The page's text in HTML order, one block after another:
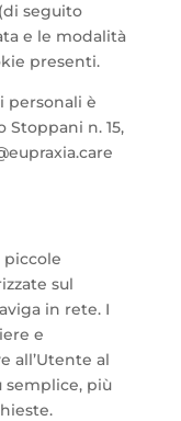
seguito
e le modalità
presenti.
personali è
Stoppani n. 15,
sul
in rete. I
e
all’Utente al
semplice, più